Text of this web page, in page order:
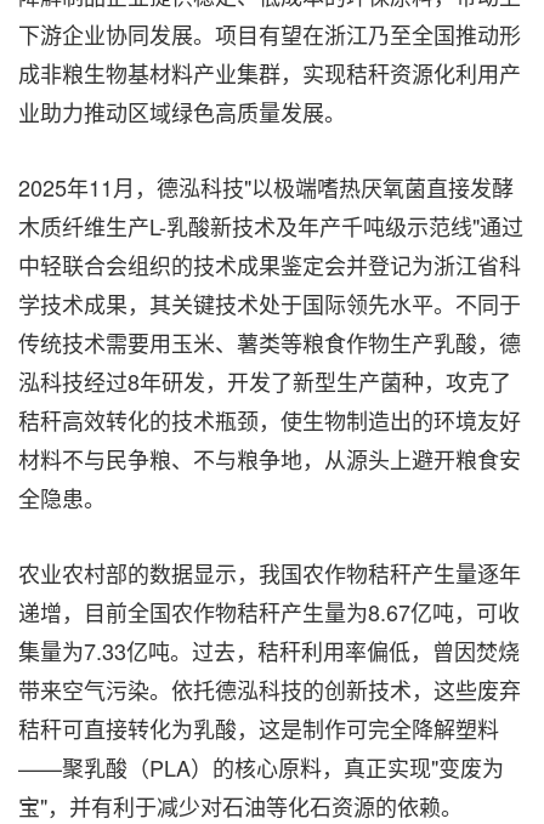
下游企业协同发展。项目有望在浙江乃至全国推动形
成非粮生物基材料产业集群，实现秸秆资源化利用产
业助力推动区域绿色高质量发展。
2025年11月，德泓科技"以极端嗜热厌氧菌直接发酵
木质纤维生产L-乳酸新技术及年产千吨级示范线"通过
中轻联合会组织的技术成果鉴定会并登记为浙江省科
学技术成果，其关键技术处于国际领先水平。不同于
传统技术需要用玉米、薯类等粮食作物生产乳酸，德
泓科技经过8年研发，开发了新型生产菌种，攻克了
秸秆高效转化的技术瓶颈，使生物制造出的环境友好
材料不与民争粮、不与粮争地，从源头上避开粮食安
全隐患。
农业农村部的数据显示，我国农作物秸秆产生量逐年
递增，目前全国农作物秸秆产生量为8.67亿吨，可收
集量为7.33亿吨。过去，秸秆利用率偏低，曾因焚烧
带来空气污染。依托德泓科技的创新技术，这些废弃
秸秆可直接转化为乳酸，这是制作可完全降解塑料
——聚乳酸（PLA）的核心原料，真正实现"变废为
宝"，并有利于减少对石油等化石资源的依赖。